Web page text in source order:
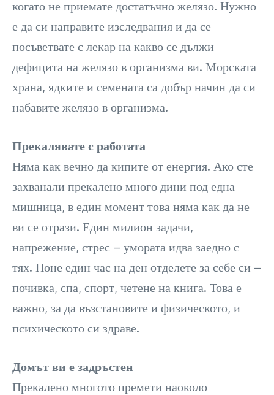
когато не приемате достатъчно желязо. Нужно
е да си направите изследвания и да се
посъветвате с лекар на какво се дължи
дефицита на желязо в организма ви. Морската
храна, ядките и семената са добър начин да си
набавите желязо в организма.
Прекалявате с работата
Няма как вечно да кипите от енергия. Ако сте
захванали прекалено много дини под една
мишница, в един момент това няма как да не
ви се отрази. Един милион задачи,
напрежение, стрес – умората идва заедно с
тях. Поне един час на ден отделете за себе си –
почивка, спа, спорт, четене на книга. Това е
важно, за да възстановите и физическото, и
психическото си здраве.
Домът ви е задръстен
Прекалено многото премети наоколо